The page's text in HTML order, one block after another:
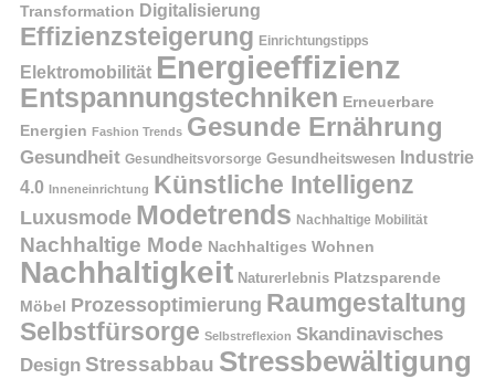
Transformation Digitalisierung
Effizienzsteigerung Einrichtungstipps
Elektromobilität Energieeffizienz
Entspannungstechniken Erneuerbare
Energien Fashion Trends Gesunde Ernährung
Gesundheit Gesundheitsvorsorge Gesundheitswesen
Industrie
4.0
Inneneinrichtung Künstliche Intelligenz
Luxusmode Modetrends Nachhaltige Mobilität
Nachhaltige Mode Nachhaltiges Wohnen
Nachhaltigkeit Naturerlebnis Platzsparende
Möbel
Prozessoptimierung Raumgestaltung
Selbstfürsorge Selbstreflexion Skandinavisches
Design Stressabbau Stressbewältigung